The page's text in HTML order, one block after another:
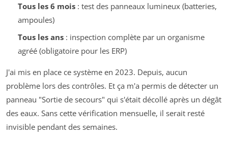
Tous les 6 mois: test des panneaux lumineux (batteries,
ampoules)
Tous les ans: inspection complète par un organisme
agréé (obligatoire pour les ERP)
J'ai mis en place ce système en 2023. Depuis, aucun
problème lors des contrôles. Et ça m'a permis de détecter un
panneau "Sortie de secours" qui s'était décollé après un dégât
des eaux. Sans cette vérification mensuelle, il serait resté
invisible pendant des semaines.